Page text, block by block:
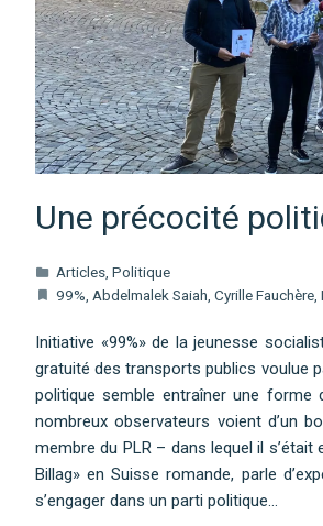
Une précocité
Articles Politique
99% Abdelmalek Saiah Cyrille Fauchère
Initiative «99%» de la jeunesse
gratuité des transports publics voulue
politique semble entraîner une forme
nombreux observateurs voient d’un
membre du PLR – dans lequel il
Billag» en Suisse romande, parle
s’engager dans un parti politique…